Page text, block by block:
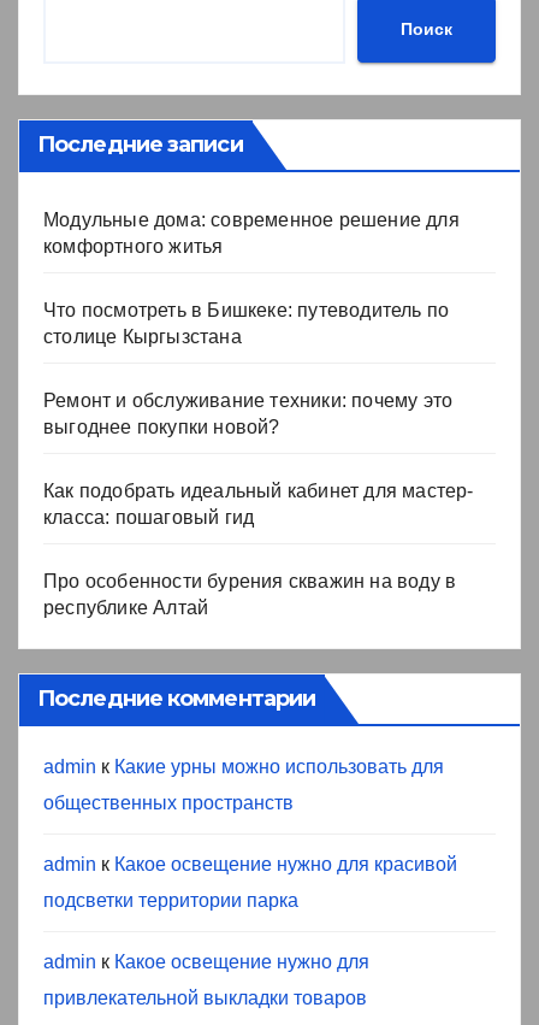
Поиск
Последние записи
Модульные дома: современное решение для
комфортного житья
Что посмотреть в Бишкеке: путеводитель по
столице Кыргызстана
Ремонт и обслуживание техники: почему это
выгоднее покупки новой?
Как подобрать идеальный кабинет для мастер-
класса: пошаговый гид
Про особенности бурения скважин на воду в
республике Алтай
Последние комментарии
admin к Какие урны можно использовать для
общественных пространств
admin к Какое освещение нужно для красивой
подсветки территории парка
admin к Какое освещение нужно для
привлекательной выкладки товаров